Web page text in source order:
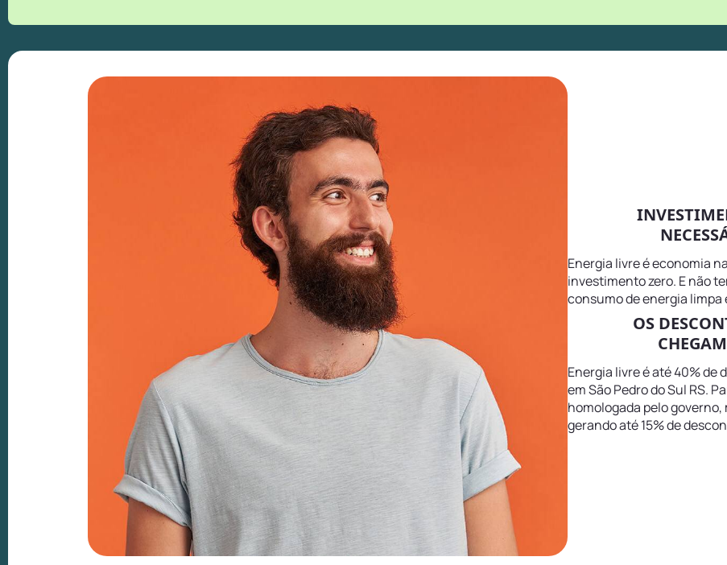
Energia livre é economia
investimento zero. E não
consumo de energia limpa
OS
Energia livre é até 40% de
em São Pedro do Sul RS.
homologada pelo governo,
gerando até 15% de